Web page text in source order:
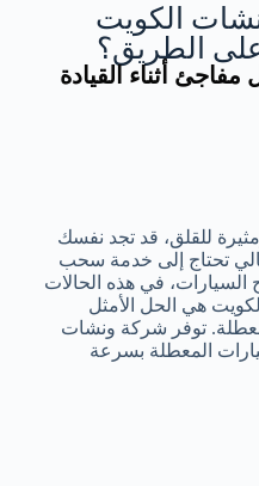
الكويت
الطريق؟
أثناء القيادة
للقلق، قد تجد نفسك
تحتاج إلى خدمة سحب
في هذه الحالات
هي الحل الأمثل
توفر شركة ونشات
المعطلة بسرعة